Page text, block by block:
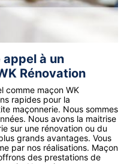
à un
Rénovation
comme maçon WK
rapides pour la
maçonnerie. Nous sommes
Nous avons la maitrise
sur une rénovation ou du
grands avantages. Vous
par nos réalisations. Maçon
des prestations de